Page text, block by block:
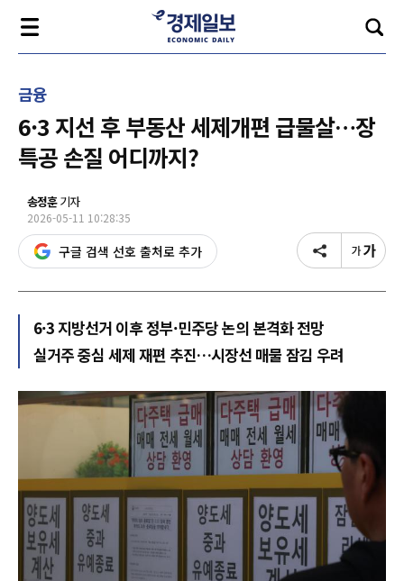
금융
6·3 지선 후 부동산 세제개편 급물살…장
특공 손질 어디까지?
송정훈기자
2026-05-11 10:28:35
구글 검색 선호 출처로 추가
6·3 지방선거 이후 정부·민주당 논의 본격화 전망
실거주 중심 세제 재편 추진…시장선 매물 잠김 우려